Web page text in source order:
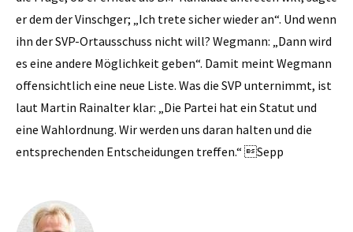
er dem der Vinschger; „Ich trete sicher wieder an“. Und wenn
ihn der SVP-Ortausschuss nicht will? Wegmann: „Dann wird
es eine andere Möglichkeit geben“. Damit meint Wegmann
offensichtlich eine neue Liste. Was die SVP unternimmt, ist
laut Martin Rainalter klar: „Die Partei hat ein Statut und
eine Wahlordnung. Wir werden uns daran halten und die
entsprechenden Entscheidungen treffen.“ Sepp